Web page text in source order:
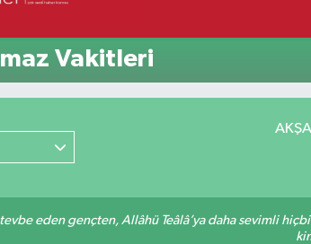
Vakitleri
eden gençten, Allâhü Teâlâ’ya daha sevimli